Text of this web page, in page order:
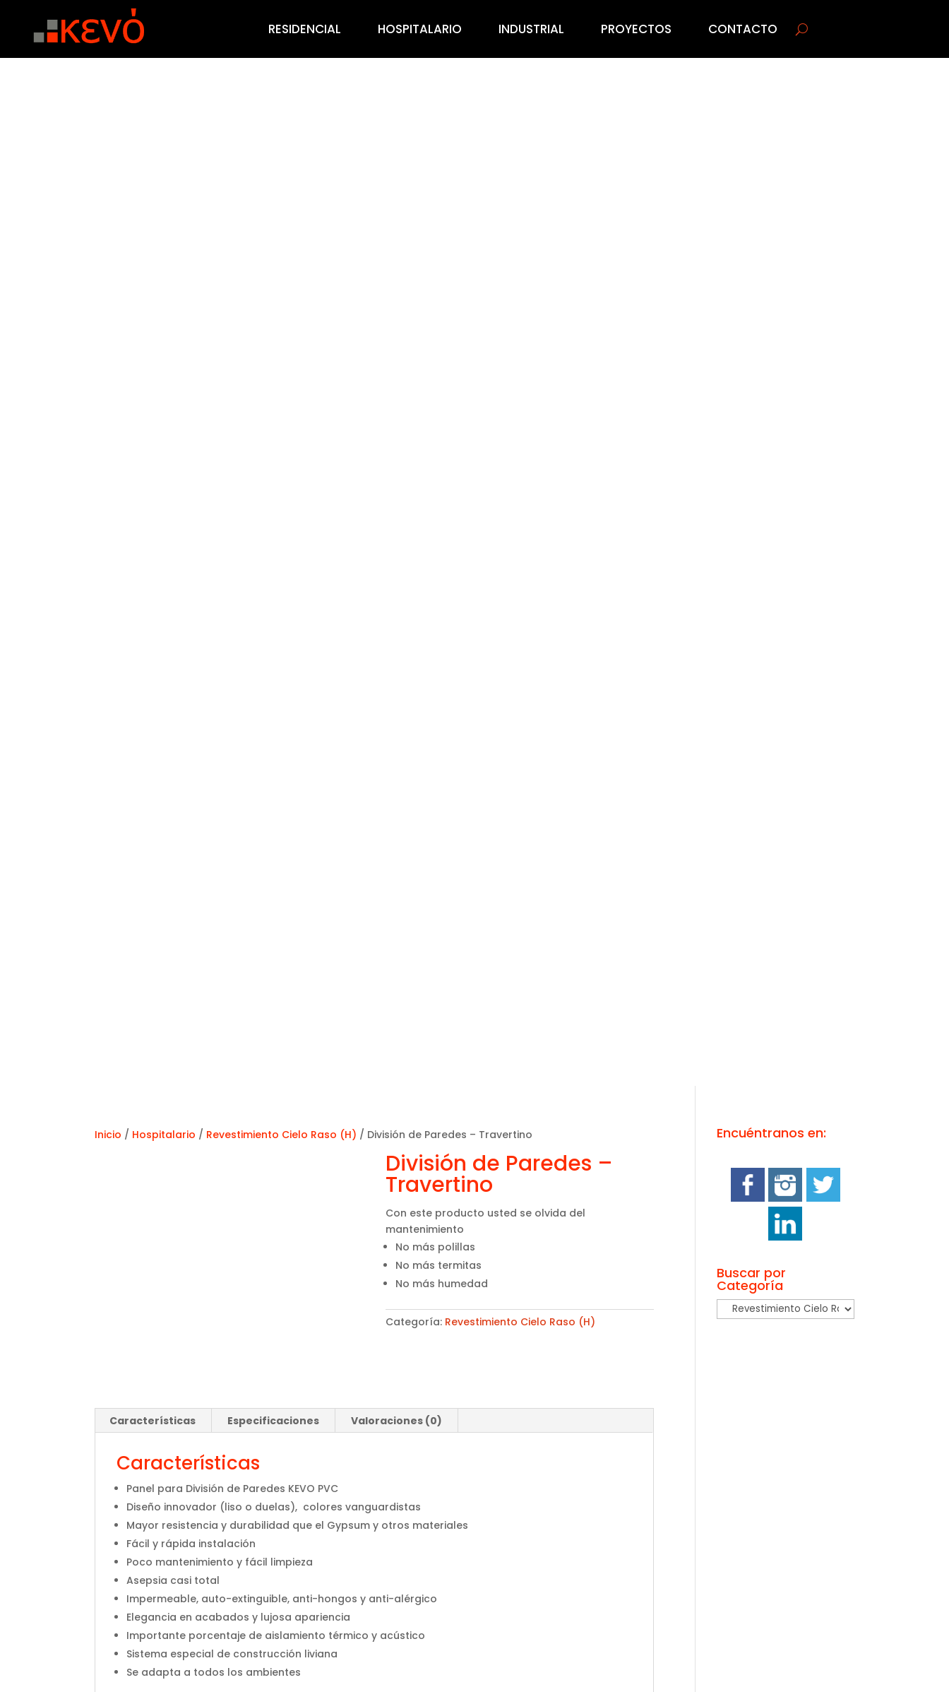
RESIDENCIAL HOSPITALARIO INDUSTRIAL PROYECTOS CONTACTO
Inicio / Hospitalario / Revestimiento Cielo Raso (H) / División de Paredes – Travertino
División de Paredes –
Travertino
Con este producto usted se olvida del
mantenimiento
No más polillas
No más termitas
No más humedad
Categoría: Revestimiento Cielo Raso (H)
Características Especificaciones Valoraciones (0)
Características
Panel para División de Paredes KEVO PVC
Diseño innovador (liso o duelas), colores vanguardistas
Mayor resistencia y durabilidad que el Gypsum y otros materiales
Fácil y rápida instalación
Poco mantenimiento y fácil limpieza
Asepsia casi total
Impermeable, auto-extinguible, anti-hongos y anti-alérgico
Elegancia en acabados y lujosa apariencia
Importante porcentaje de aislamiento térmico y acústico
Sistema especial de construcción liviana
Se adapta a todos los ambientes
Encuéntranos en:
Buscar por
Categoría